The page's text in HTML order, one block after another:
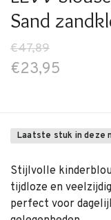
Sand
€47,89
€23,95
Laatste stuk in deze
Stijlvolle
tijdloze en
perfect voor